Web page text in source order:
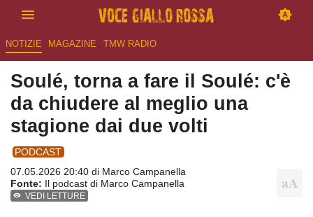
NOTIZIE MAGAZINE TMW RADIO
Soulé, torna a fare il Soulé: c'è
da chiudere al meglio una
stagione dai due volti
PODCAST
07.05.2026 20:40 di Marco Campanella
Fonte: Il podcast di Marco Campanella
VEDI LETTURE